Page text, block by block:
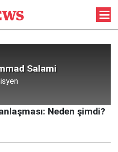
Salami
Neden şimdi?